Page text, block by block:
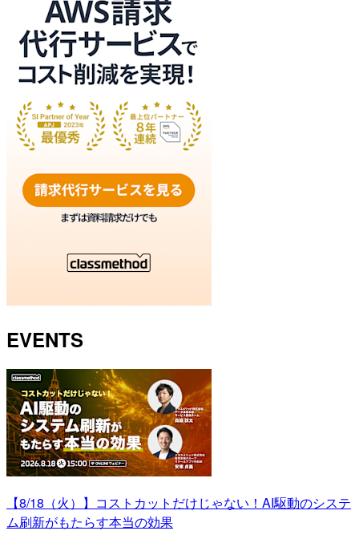
EVENTS
【8/18（火）】コストカットだけじゃない！AI駆動のシステ
ム刷新がもたらす本当の効果